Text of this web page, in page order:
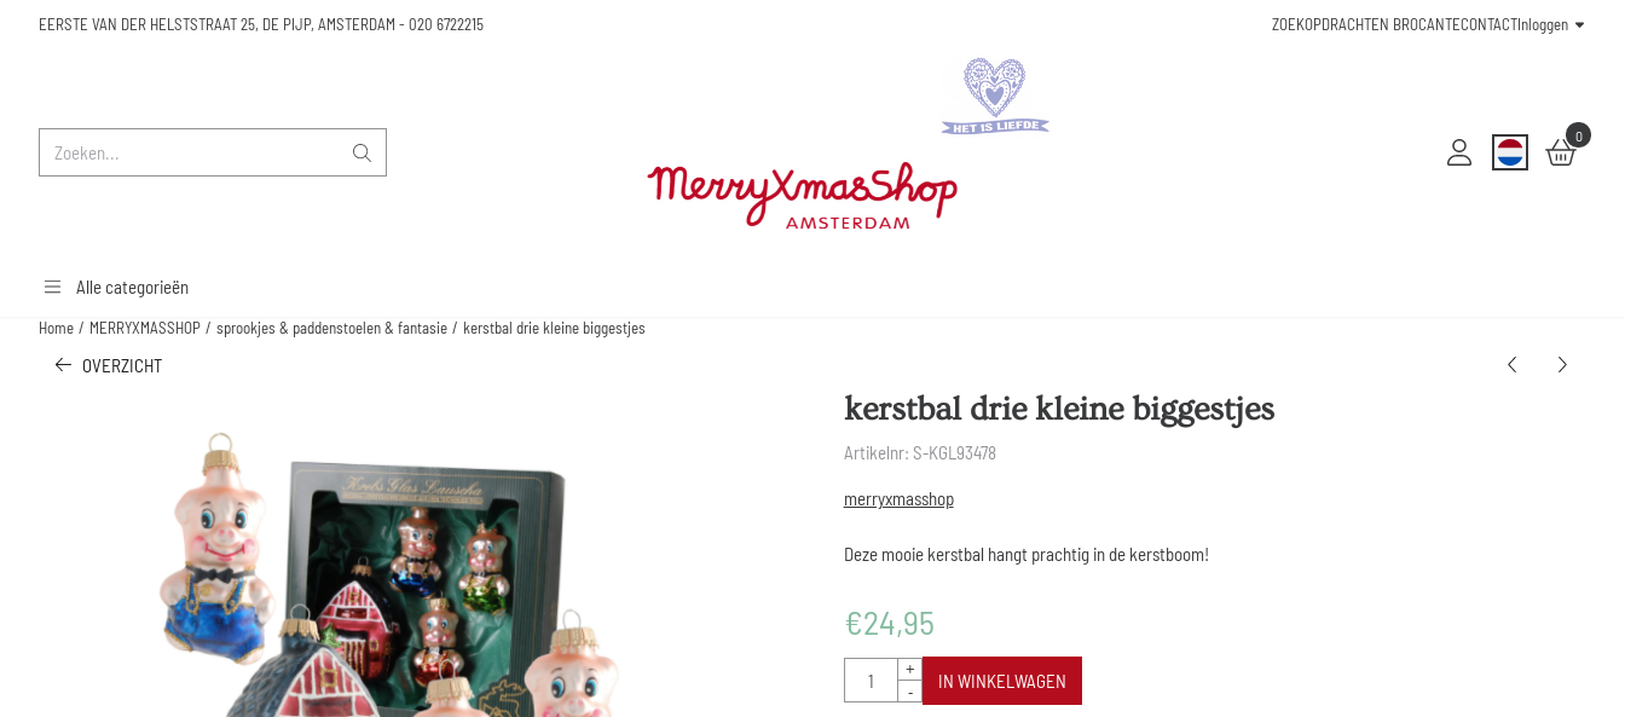
EERSTE VAN DER HELSTSTRAAT 25, DE PIJP, AMSTERDAM - 020 6722215 ZOEKOPDRACHTEN BROCANTECONTACTInloggen
0
Alle categorieën
Home / MERRYXMASSHOP / sprookjes & paddenstoelen & fantasie / kerstbal drie kleine biggestjes
OVERZICHT
kerstbal drie kleine biggestjes
Artikelnr: S-KGL93478
merryxmasshop
Deze mooie kerstbal hangt prachtig in de kerstboom!
€24,95
Aantal
+
-
IN WINKELWAGEN